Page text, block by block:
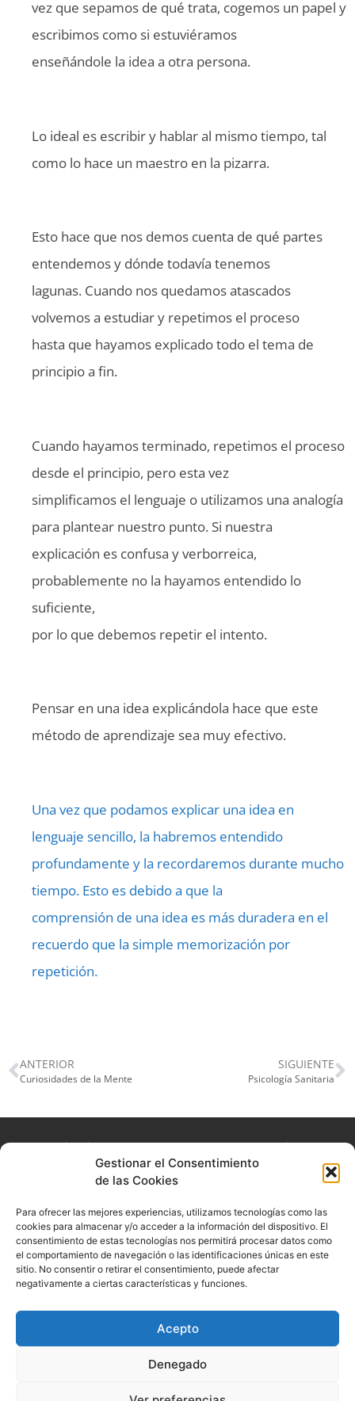
Gestionar el Consentimiento
de las Cookies
Para ofrecer las mejores experiencias, utilizamos tecnologías como las
cookies para almacenar y/o acceder a la información del dispositivo. El
consentimiento de estas tecnologías nos permitirá procesar datos como
el comportamiento de navegación o las identificaciones únicas en este
sitio. No consentir o retirar el consentimiento, puede afectar
negativamente a ciertas características y funciones.
Acepto
Denegado
vez que sepamos de qué trata, cogemos un papel y
escribimos como si estuviéramos
enseñándole la idea a otra persona.
Lo ideal es escribir y hablar al mismo tiempo, tal
como lo hace un maestro en la pizarra.
Esto hace que nos demos cuenta de qué partes
entendemos y dónde todavía tenemos
lagunas. Cuando nos quedamos atascados
volvemos a estudiar y repetimos el proceso
hasta que hayamos explicado todo el tema de
principio a fin.
Cuando hayamos terminado, repetimos el proceso
desde el principio, pero esta vez
simplificamos el lenguaje o utilizamos una analogía
para plantear nuestro punto. Si nuestra
explicación es confusa y verborreica,
probablemente no la hayamos entendido lo
suficiente,
por lo que debemos repetir el intento.
Pensar en una idea explicándola hace que este
método de aprendizaje sea muy efectivo.
Una vez que podamos explicar una idea en
lenguaje sencillo, la habremos entendido
profundamente y la recordaremos durante mucho
tiempo. Esto es debido a que la
comprensión de una idea es más duradera en el
recuerdo que la simple memorización por
repetición.
ANTERIOR
Curiosidades de la Mente
SIGUIENTE
Psicología Sanitaria
La experiencia que queremos que nuestros usuarios
experimenten es la de acudir consulta y sentirse en un
lugar seguro, cómodo y confortable.
Textos legales
Aviso legal
Política de privacidad
Política de cookies
Síguenos
© 2022 . Todos los derechos reservados. Diseñado por